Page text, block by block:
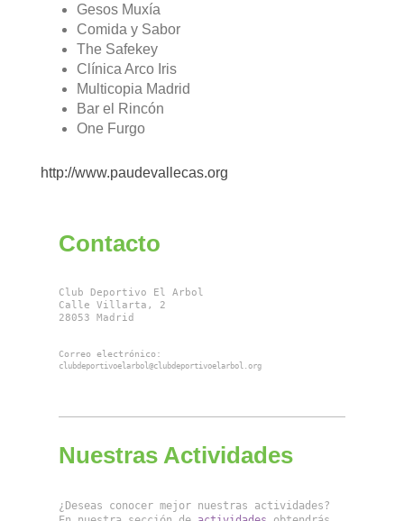
Gesos Muxía
Comida y Sabor
The Safekey
Clínica Arco Iris
Multicopia Madrid
Bar el Rincón
One Furgo
http://www.paudevallecas.org
Contacto
Club Deportivo El Arbol
Calle Villarta, 2
28053 Madrid
clubdeportivoelarbol@clubdeportivoelarbol.org
Nuestras Actividades
¿Deseas conocer mejor nuestras actividades?